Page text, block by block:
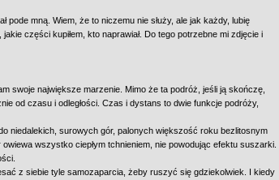
pode mną. Wiem, że to niczemu nie służy, ale jak każdy, lubię
części kupiłem, kto naprawiał. Do tego potrzebne mi zdjęcie i
swoje największe marzenie. Mimo że ta podróż, jeśli ją skończę,
od czasu i odległości. Czas i dystans to dwie funkcje podróży,
niedalekich, surowych gór, palonych większość roku bezlitosnym
wszystko ciepłym tchnieniem, nie powodując efektu suszarki.
z siebie tyle samozaparcia, żeby ruszyć się gdziekolwiek. I kiedy